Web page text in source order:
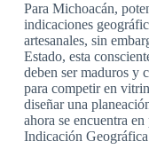
Para Michoacán,
indicaciones
artesanales, sin
Estado, esta
deben ser maduros y
para competir en
diseñar una
ahora se encuentra
Indicación